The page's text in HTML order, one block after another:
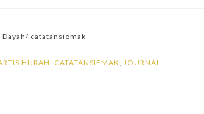
catatansiemak
HIJRAH, CATATANSIEMAK, JOURNAL